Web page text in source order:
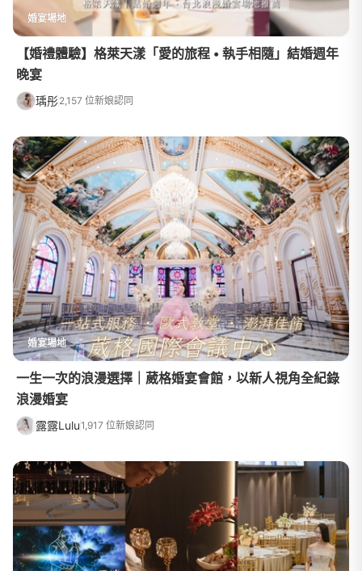
婚宴場地
【婚禮體驗】格萊天漾「愛的旅程 • 執手相隨」結婚週年
晚宴
瑀彤2,157 位新娘認同
婚宴場地
一生一次的浪漫選擇｜葳格婚宴會館，以新人視角全紀錄
浪漫婚宴
露露Lulu1,917 位新娘認同